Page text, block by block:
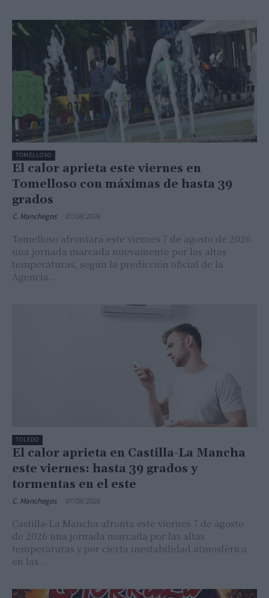
TOMELLOSO
El calor aprieta este viernes en
Tomelloso con máximas de hasta 39
grados
C. Manchegos 07/08/2026
Tomelloso afrontará este viernes 7 de agosto de 2026
una jornada marcada nuevamente por las altas
temperaturas, según la predicción oficial de la
Agencia...
TOLEDO
El calor aprieta en Castilla-La Mancha
este viernes: hasta 39 grados y
tormentas en el este
C. Manchegos 07/08/2026
Castilla-La Mancha afronta este viernes 7 de agosto
de 2026 una jornada marcada por las altas
temperaturas y por cierta inestabilidad atmosférica
en las...